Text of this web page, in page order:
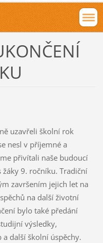
uzavřeli školní rok
nesl v příjemné a
přivítali naše budoucí
9. ročníku. Tradiční
završením jejich let na
na další životní
bylo také předání
výsledky,
další školní úspěchy.